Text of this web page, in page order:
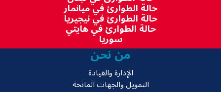
حالة الطوارئ في ميانمار
حالة الطوارئ في نيجيريا
حالة الطوارئ في هايتي
سوريا
من نحن
الإدارة والقيادة
التمويل والجهات المانحة